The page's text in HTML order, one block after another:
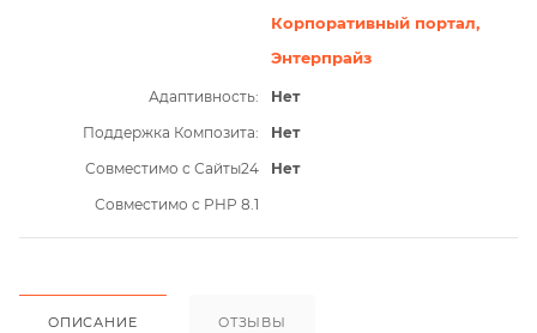
Корпоративный портал,
Энтерпрайз
Адаптивность:
Нет
Поддержка Композита:
Нет
Совместимо с Сайты24
Нет
Совместимо с PHP 8.1
ОПИСАНИЕ ОТЗЫВЫ